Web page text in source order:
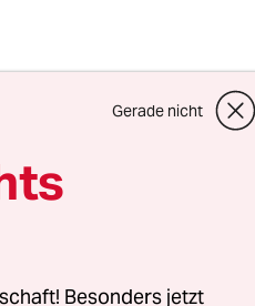
Gerade nicht
Besonders jetzt